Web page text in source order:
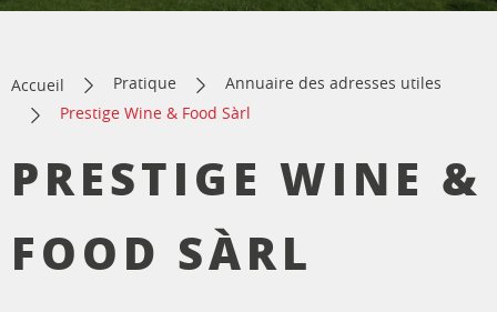
Accueil Pratique
Annuaire des adresses utiles
Prestige Wine & Food Sàrl
PRESTIGE WINE &
FOOD SÀRL